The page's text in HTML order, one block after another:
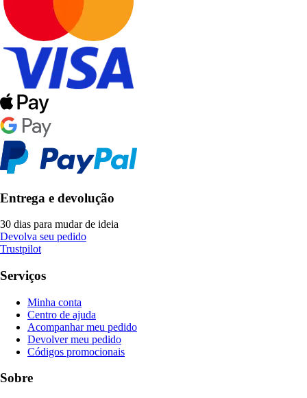
Entrega e devolução
30 dias para mudar de ideia
Devolva seu pedido
Trustpilot
Serviços
Minha conta
Centro de ajuda
Acompanhar meu pedido
Devolver meu pedido
Códigos promocionais
Sobre